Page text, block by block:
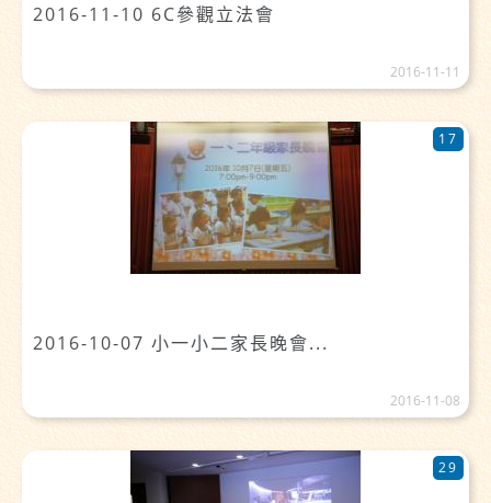
2016-11-10 6C參觀立法會
2016-11-11
2016-10-07 小一小二家長晚會...
17
2016-11-08
29